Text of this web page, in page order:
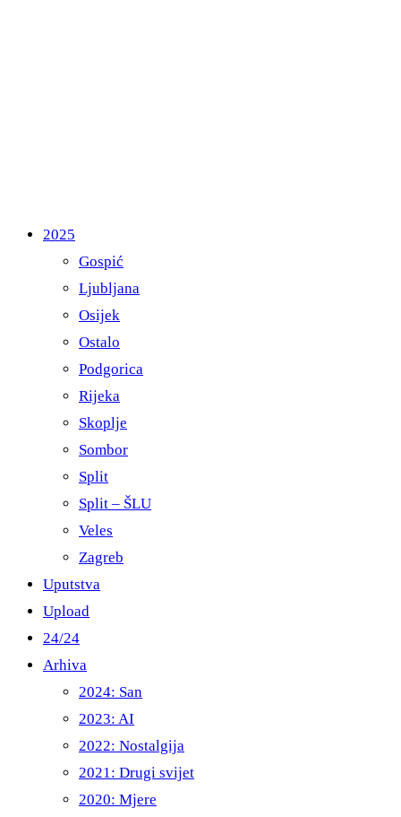
2025
Gospić
Ljubljana
Osijek
Ostalo
Podgorica
Rijeka
Skoplje
Sombor
Split
Split – ŠLU
Veles
Zagreb
Uputstva
Upload
24/24
Arhiva
2024: San
2023: AI
2022: Nostalgija
2021: Drugi svijet
2020: Mjere